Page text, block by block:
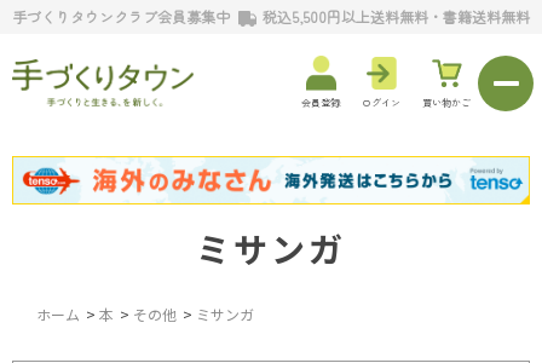
手づくりタウンクラブ会員募集中 税込5,500円以上送料無料・書籍送料無料
会員登録 ログイン 買い物かご
ミサンガ
ホーム > 本 > その他 > ミサンガ